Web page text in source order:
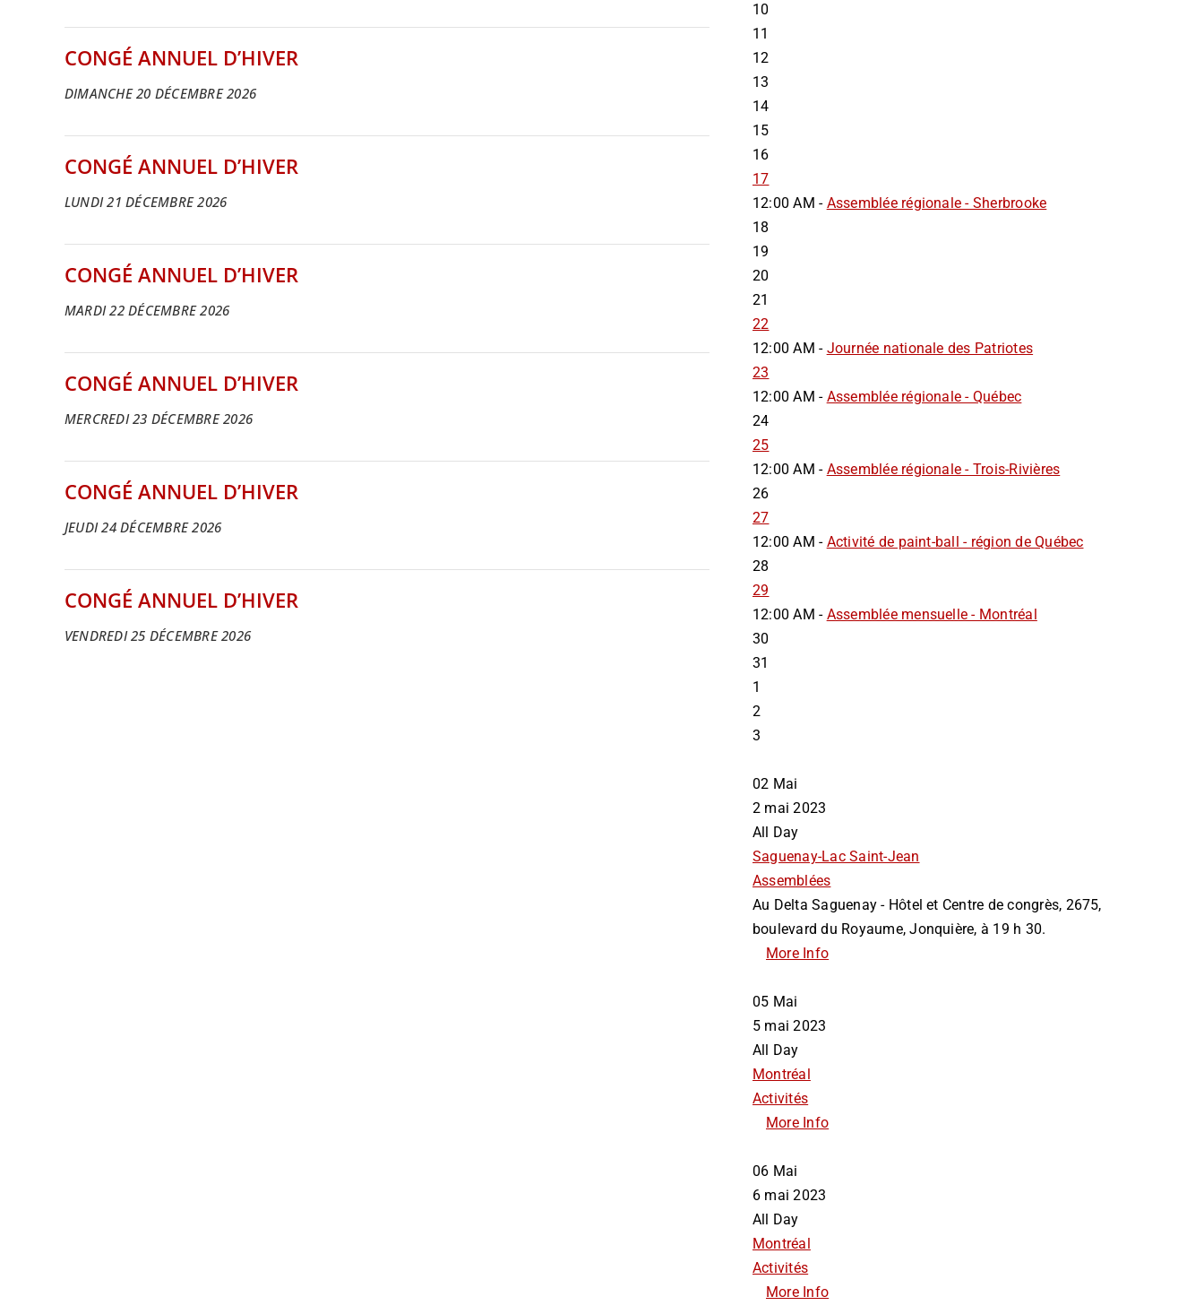
CONGÉ ANNUEL D’HIVER
DIMANCHE 20 DÉCEMBRE 2026
CONGÉ ANNUEL D’HIVER
LUNDI 21 DÉCEMBRE 2026
CONGÉ ANNUEL D’HIVER
MARDI 22 DÉCEMBRE 2026
CONGÉ ANNUEL D’HIVER
MERCREDI 23 DÉCEMBRE 2026
CONGÉ ANNUEL D’HIVER
JEUDI 24 DÉCEMBRE 2026
CONGÉ ANNUEL D’HIVER
VENDREDI 25 DÉCEMBRE 2026
10
11
12
13
14
15
16
17
12:00 AM - Assemblée régionale - Sherbrooke
18
19
20
21
22
12:00 AM - Journée nationale des Patriotes
23
12:00 AM - Assemblée régionale - Québec
24
25
12:00 AM - Assemblée régionale - Trois-Rivières
26
27
12:00 AM - Activité de paint-ball - région de Québec
28
29
12:00 AM - Assemblée mensuelle - Montréal
30
31
1
2
3
02 Mai
2 mai 2023
All Day
Saguenay-Lac Saint-Jean
Assemblées
Au Delta Saguenay - Hôtel et Centre de congrès, 2675,
boulevard du Royaume, Jonquière, à 19 h 30.
More Info
05 Mai
5 mai 2023
All Day
Montréal
Activités
More Info
06 Mai
6 mai 2023
All Day
Montréal
Activités
More Info